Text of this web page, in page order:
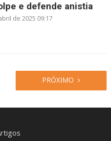
e defende anistia
de 2025 09:17
PRÓXIMO